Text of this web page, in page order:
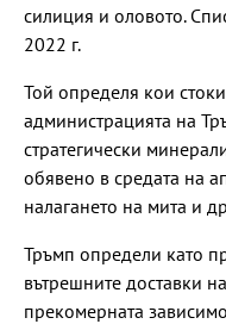
силиция и оловото.
2022 г.
Той определя кои
администрацията на
стратегически
обявено в средата на
налагането на мита и
Тръмп определи като
вътрешните доставки
прекомерната